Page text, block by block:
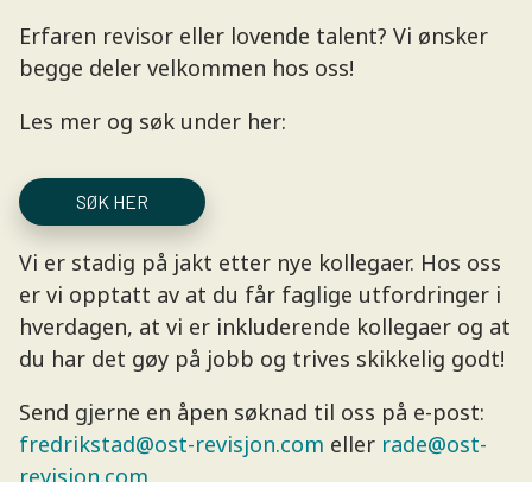
Erfaren revisor eller lovende talent? Vi ønsker
begge deler velkommen hos oss!
Les mer og søk under her:
SØK HER
Vi er stadig på jakt etter nye kollegaer. Hos oss
er vi opptatt av at du får faglige utfordringer i
hverdagen, at vi er inkluderende kollegaer og at
du har det gøy på jobb og trives skikkelig godt!
Send gjerne en åpen søknad til oss på e-post:
fredrikstad@ost-revisjon.com eller rade@ost-
revisjon.com